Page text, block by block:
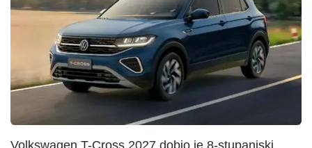
Volkswagen T-Cross 2027 dobio je 8-stupanjski